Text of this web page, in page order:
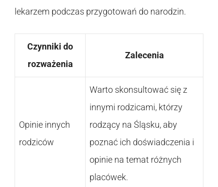
lekarzem podczas przygotowań do narodzin.
Czynniki do
rozważenia
Zalecenia
Opinie innych
rodziców
Warto skonsultować się z
innymi rodzicami, którzy
rodzący na Śląsku, aby
poznać ich doświadczenia i
opinie na temat różnych
placówek.